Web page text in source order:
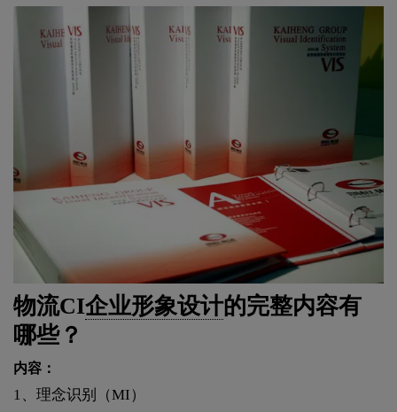
物流CI企业形象设计的完整内容有
哪些？
内容：
1、理念识别（MI）